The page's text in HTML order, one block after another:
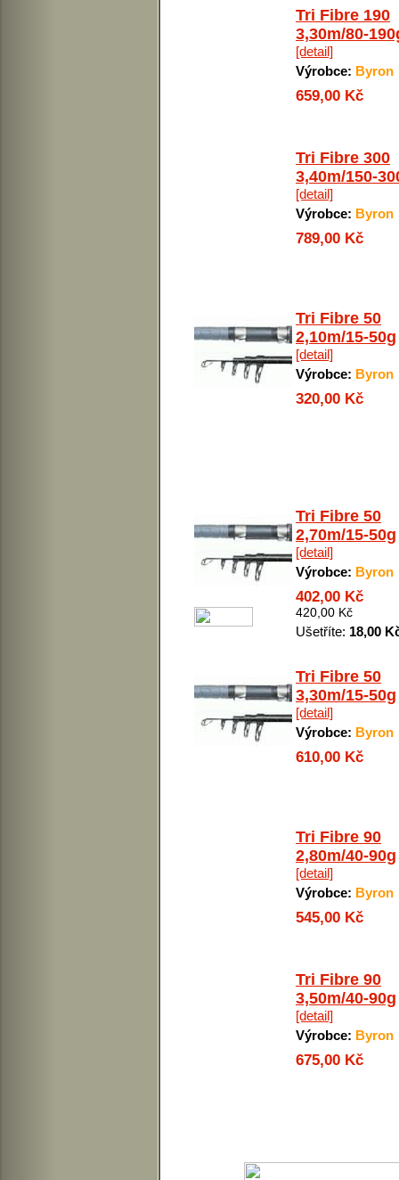
Tri Fibre 190
3,30m/80-
[detail]
Výrobce: Byron
659,00 Kč
Tri Fibre 300
3,40m/150-
[detail]
Výrobce: Byron
789,00 Kč
Tri Fibre 50
2,10m/15-50g
[detail]
Výrobce: Byron
320,00 Kč
Tri Fibre 50
2,70m/15-50g
[detail]
Výrobce: Byron
402,00 Kč
420,00 Kč
Ušetříte: 18,00
Tri Fibre 50
3,30m/15-50g
[detail]
Výrobce: Byron
610,00 Kč
Tri Fibre 90
2,80m/40-90g
[detail]
Výrobce: Byron
545,00 Kč
Tri Fibre 90
3,50m/40-90g
[detail]
Výrobce: Byron
675,00 Kč